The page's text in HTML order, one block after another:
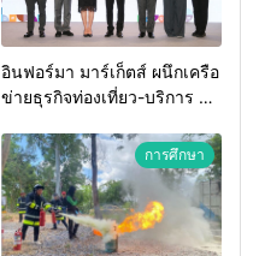
อินฟอร์มา มาร์เก็ตส์ ผนึกเครือ
ข่ายธุรกิจท่องเที่ยว-บริการ จัด
2026 เชื่อม 4 งานใหญ่ สร้าง
โอกาสธุรกิจครบวงจร ด้วย
ครับ
การศึกษา